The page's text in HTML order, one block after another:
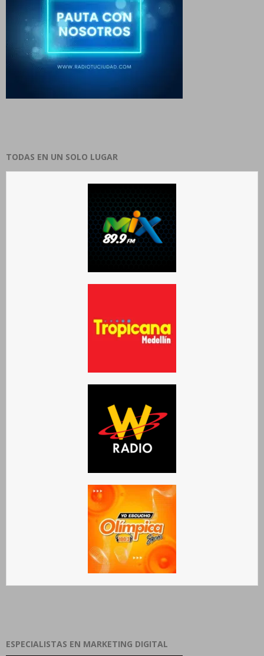
TODAS EN UN SOLO LUGAR
ESPECIALISTAS EN MARKETING DIGITAL